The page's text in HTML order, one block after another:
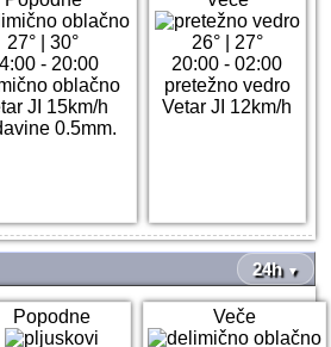
27° |30°
- 20:00
oblačno
JI 15km/h
0.5mm.
26°| 27°
20:00 - 02:00
pretežno vedro
Vetar JI 12km/h
24h ▼
Popodne Veče